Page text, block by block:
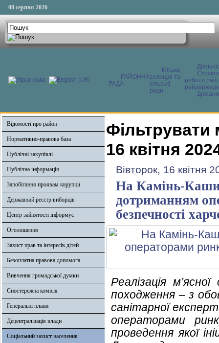
08 серпня 2026
РАЙОННА
РАДА
Міська,
селищні та
сільські
ради
роботи
Відомості про район
Нормативно-правова база
Публічні закупівлі
Публічна інформація
Запобігання проявам корупції
Державний реєстр виборців
Центр зайнятості інформує
Оголошення
Захист прав та інтересів дітей
Безоплатна правова допомога
Вивчення громадської думки
Спостережна комісія
Генеральні плани
Децентралізація влади
Соціальний захист населення
Фільтрувати
16 квітня
Вівторок, 16 квітня
На Камінь-
дотриманням
безпечності
Реалізація
походження – з
санітарної
операторами
проведення якої